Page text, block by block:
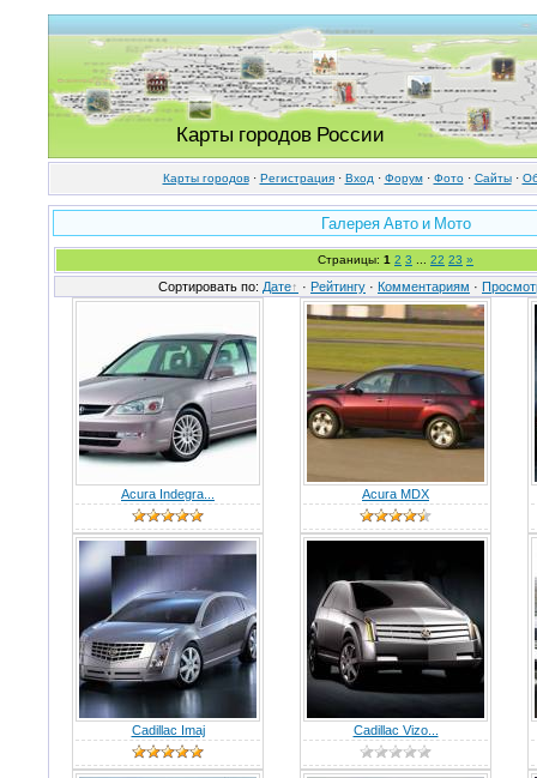
Карты городов России
Карты городов· Регистрация· Вход · Форум· Фото· Cайты·
Галерея Авто и Мото
Страницы: 1 2 3 22 23 »
Сортировать по: Дате · Рейтингу · Комментариям ·
Acura Indegra... Acura MDX
Cadillac Imaj Cadillac Vizo...